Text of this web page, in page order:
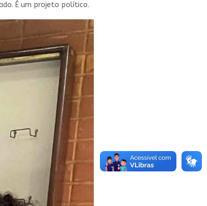
É um projeto político.